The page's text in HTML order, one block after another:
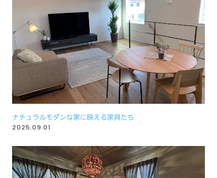
ナチュラルモダンな家に映える家具たち
2025.09.01